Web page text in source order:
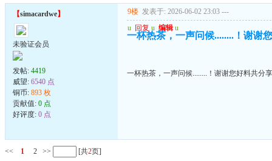
【simacardwe】
未验证会员
发帖: 4419
威望: 6540 点
铜币: 893 枚
贡献值: 0 点
好评度: 0 点
9楼 发表于: 2026-06-02 23:03 ---
u 回复 u 编辑 u
一杯热茶，一声问候........！谢谢
一杯热茶，一声问候........！谢谢您好料共分
<< 1 2 >> [共2页]